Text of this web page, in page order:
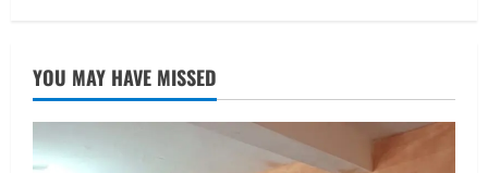
2
तीलू रौतेली पुरस्कार के लिए 13 वीरांगनाओं का
चयन : रेखा आर्या
August 6, 2026
YOU MAY HAVE MISSED